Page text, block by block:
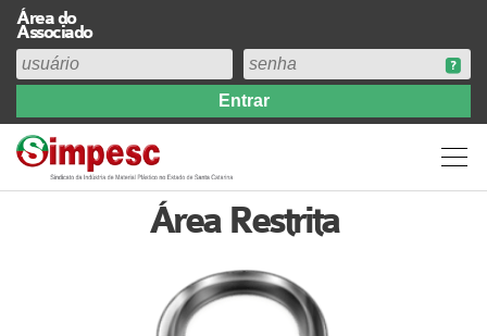
Área do
Associado
Institucional
Perfil
Contribuição Sindical 2026
Área Restrita